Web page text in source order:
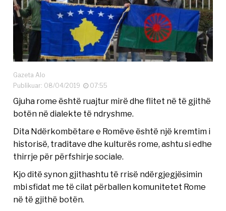
Gazeta Alo
Publikuar: 08/04/2019
07:55
Gjuha rome është ruajtur mirë dhe flitet në të gjithë
botën në dialekte të ndryshme.
Dita Ndërkombëtare e Romëve është një kremtim i
historisë, traditave dhe kulturës rome, ashtu si edhe
thirrje për përfshirje sociale.
Kjo ditë synon gjithashtu të rrisë ndërgjegjësimin
mbi sfidat me të cilat përballen komunitetet Rome
në të gjithë botën.